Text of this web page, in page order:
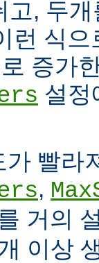
고, 두
런 식
증가
설정
가 빨라
,
거의
이상